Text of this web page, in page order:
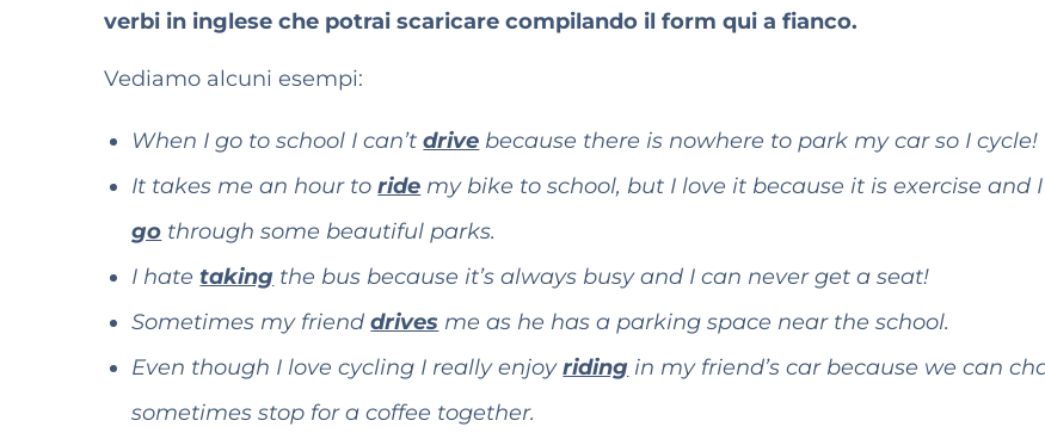
verbi in inglese che potrai scaricare compilando il form qui a fianco.
Vediamo alcuni esempi:
When I go to school I can’tdrive because there is nowhere to park my car so I cycle!
It takes me an hour toride my bike to school, but I love it because it is exercise and
go through some beautiful parks.
I hatetaking the bus because it’s always busy and I can never get a seat!
Sometimes my frienddrives me as he has a parking space near the school.
Even though I love cycling I really enjoyriding in my friend’s car because we can
sometimes stop for a coffee together.